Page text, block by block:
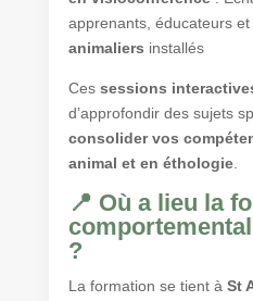
apprenants, éducateurs et
animaliers installés
Ces sessions
d’approfondir des sujets
consolider vos
animal et en éthologie.
📍 Où a lieu la
?
La formation se tient à St